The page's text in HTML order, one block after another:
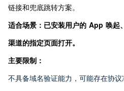
链接和兜底跳转方案。
适合场景：已安装用户的 App 唤起
渠道的指定页面打开。
主要限制：
不具备域名验证能力，可能存在协议